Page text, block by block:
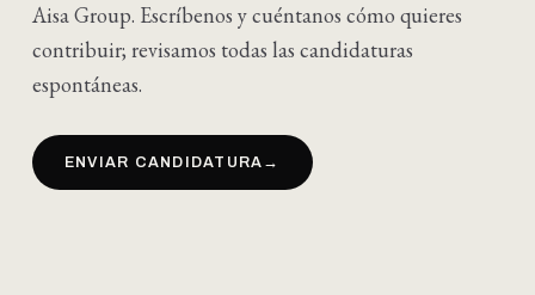
Aisa Group. Escríbenos y cuéntanos cómo quieres
contribuir; revisamos todas las candidaturas
espontáneas.
ENVIAR CANDIDATURA →